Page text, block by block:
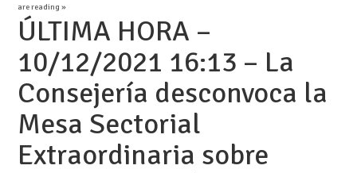
are reading »
ÚLTIMA HORA –
10/12/2021 16:13 – La
Consejería desconvoca la
Mesa Sectorial
Extraordinaria sobre